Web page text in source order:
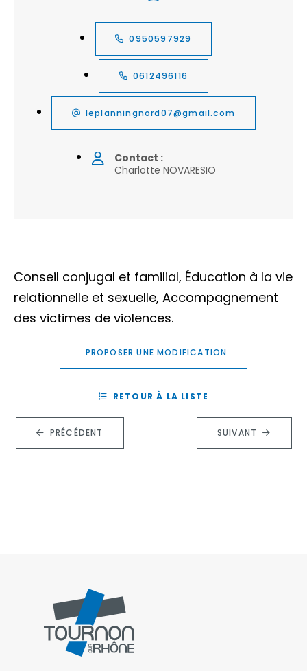
0950597929
0612496116
leplanningnord07@gmail.com
Contact :
Charlotte NOVARESIO
Conseil conjugal et familial, Éducation à la vie
relationnelle et sexuelle, Accompagnement
des victimes de violences.
PROPOSER UNE MODIFICATION
PRÉCÉDENT
RETOUR À LA LISTE
SUIVANT